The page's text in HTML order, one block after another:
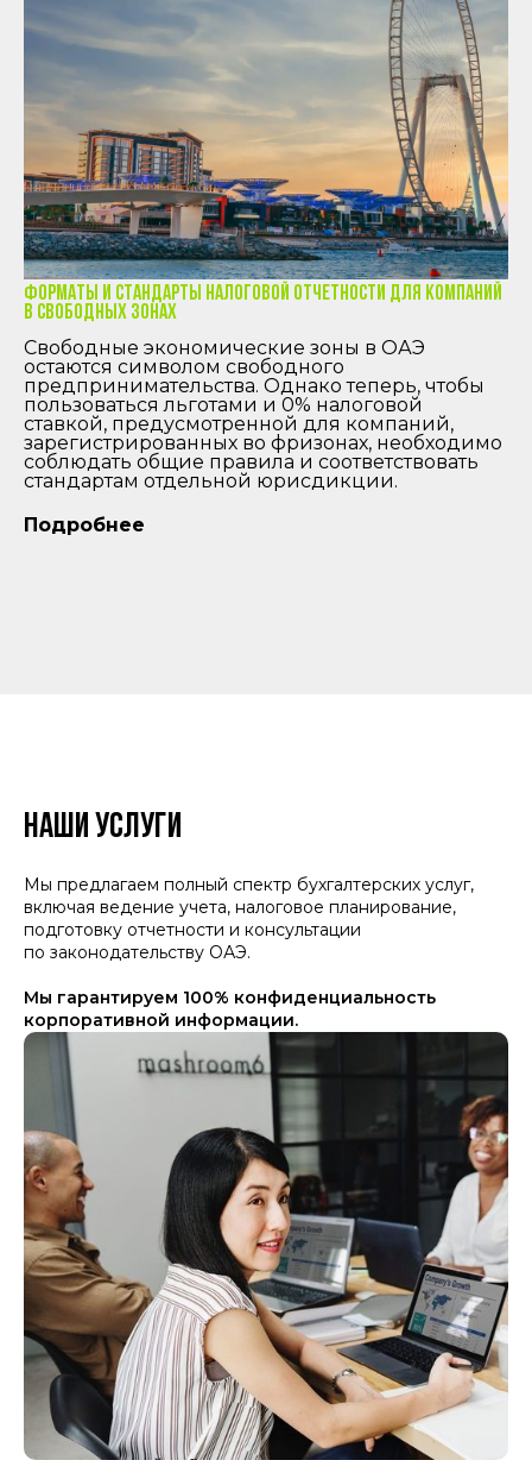
Форматы и стандарты налоговой отчетности для компаний
в свободных зонах
Свободные экономические зоны в ОАЭ
остаются символом свободного
предпринимательства. Однако теперь, чтобы
пользоваться льготами и 0% налоговой
ставкой, предусмотренной для компаний,
зарегистрированных во фризонах, необходимо
соблюдать общие правила и соответствовать
стандартам отдельной юрисдикции.
Подробнее
НАШИ УСЛУГИ
Мы предлагаем полный спектр бухгалтерских услуг,
включая ведение учета, налоговое планирование,
подготовку отчетности и консультации
по законодательству ОАЭ.
Мы гарантируем 100% конфиденциальность
корпоративной информации.
info@mountainfinance.ae
Адрес
722, Hayat boulevard 2A/1, Town
Square, Dubai, UAE
Почта
Бухгалтерские услуги
для малого и среднего
© 2026 MOUNTAIN Все права защищены
Политика конфиденциальности
RU
Свяжитесь с нами